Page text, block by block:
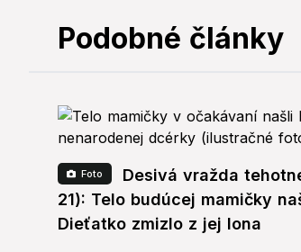
Podobné články
Foto
Desivá vražda
21): Telo budúcej mamičky
Dieťatko zmizlo z jej lona